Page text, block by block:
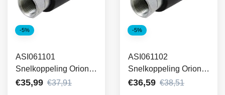
-5%
ASI061101
Snelkoppeling Orion
Prevost 1/4" inwendig
€35,99 €37,91
-5%
ASI061102
Snelkoppeling Orion
Prevost 3/8" inwendig
€36,59 €38,51